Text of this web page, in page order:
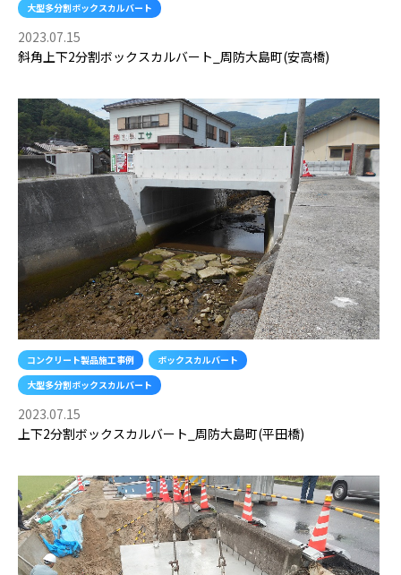
大型多分割ボックスカルバート
2023.07.15
斜角上下2分割ボックスカルバート_周防大島町(安高橋)
コンクリート製品施工事例
ボックスカルバート
大型多分割ボックスカルバート
2023.07.15
上下2分割ボックスカルバート_周防大島町(平田橋)